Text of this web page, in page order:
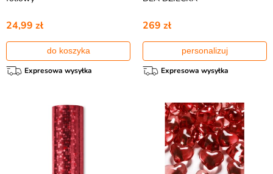
24,99 zł
do koszyka
Expresowa wysyłka
269 zł
personalizuj
Expresowa wysyłka